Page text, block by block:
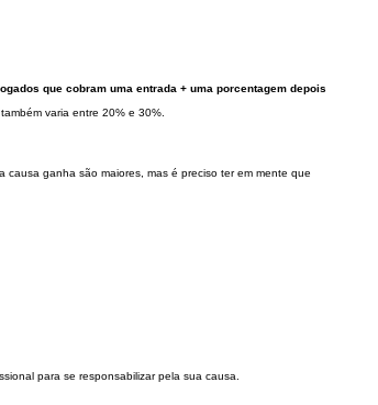
que cobram uma entrada + uma porcentagem depois
varia entre 20% e 30%.
ganha são maiores, mas é preciso ter em mente que
para se responsabilizar pela sua causa.